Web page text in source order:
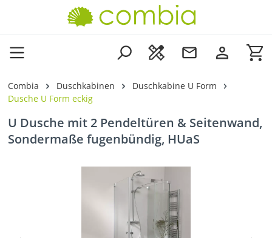
Zum Hauptinhalt springen
Combia Duschkabinen
Duschkabine U Form
Dusche U Form eckig
U Dusche mit 2 Pendeltüren & Seitenwand,
Sondermaße fugenbündig, HUaS